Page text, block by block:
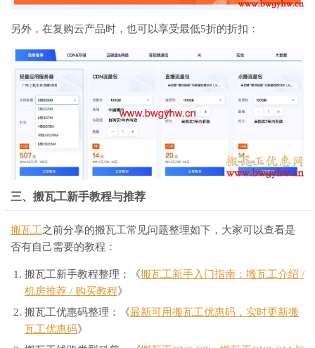
另外，在复购云产品时，也可以享受最低5折的折扣：
三、搬瓦工新手教程与推荐
搬瓦工之前分享的搬瓦工常见问题整理如下，大家可以查看是
否有自己需要的教程：
搬瓦工新手教程整理：《搬瓦工新手入门指南：搬瓦工介绍 /
机房推荐 / 购买教程》
搬瓦工优惠码整理：《最新可用搬瓦工优惠码，实时更新搬
瓦工优惠码》